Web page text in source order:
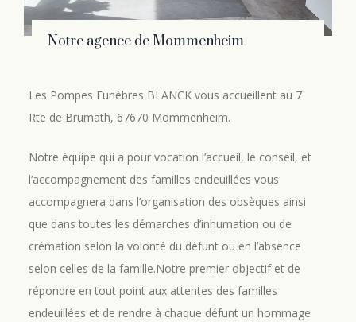
Notre agence de Mommenheim
Les Pompes Funèbres BLANCK vous accueillent au 7
Rte de Brumath, 67670 Mommenheim.
Notre équipe qui a pour vocation l’accueil, le conseil, et
l’accompagnement des familles endeuillées vous
accompagnera dans l’organisation des obsèques ainsi
que dans toutes les démarches d’inhumation ou de
crémation selon la volonté du défunt ou en l’absence
selon celles de la famille.Notre premier objectif et de
répondre en tout point aux attentes des familles
endeuillées et de rendre à chaque défunt un hommage